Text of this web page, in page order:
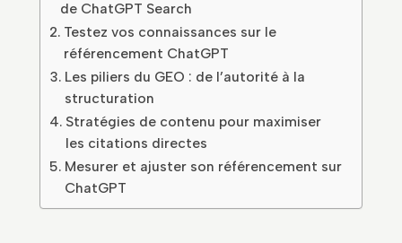
de ChatGPT Search
Testez vos connaissances sur le
référencement ChatGPT
Les piliers du GEO : de l’autorité à la
structuration
Stratégies de contenu pour maximiser
les citations directes
Mesurer et ajuster son référencement sur
ChatGPT